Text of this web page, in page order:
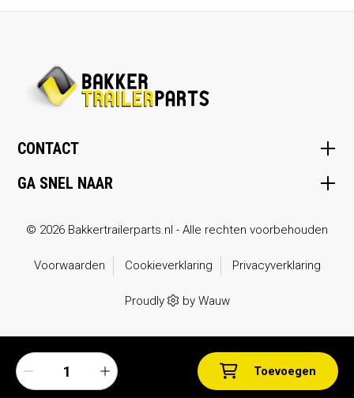
Toevoegen
CONTACT
GA SNEL NAAR
© 2026 Bakkertrailerparts.nl - Alle rechten voorbehouden
Voorwaarden Cookieverklaring Privacyverklaring
Proudly by Wauw